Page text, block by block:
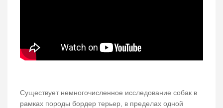
Существует немногочисленное исследование собак в
рамках породы бордер терьер, в пределах одной